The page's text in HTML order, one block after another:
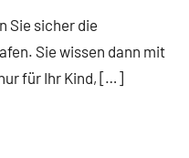
Sie sicher die
Sie wissen dann mit
für Ihr Kind, […]